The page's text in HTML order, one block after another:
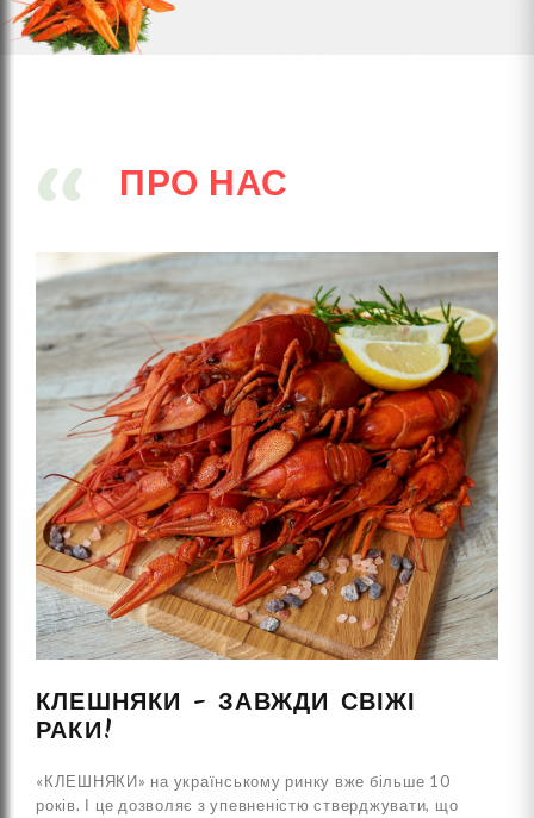
ПРО НАС
КЛЕШНЯКИ - ЗАВЖДИ СВІЖІ
РАКИ!
«КЛЕШНЯКИ» на українському ринку вже більше 10
років. І це дозволяє з упевненістю стверджувати, що